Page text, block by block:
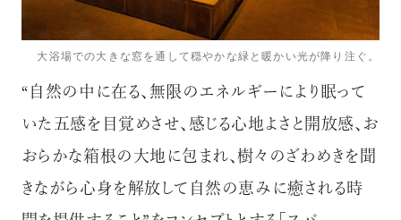
大浴場での大きな窓を通して穏やかな緑と暖かい光が降り注ぐ。
“自然の中に在る、無限のエネルギーにより眠って
いた五感を目覚めさせ、感じる心地よさと開放感、お
おらかな箱根の大地に包まれ、樹々のざわめきを聞
きながら心身を解放して自然の恵みに癒される時